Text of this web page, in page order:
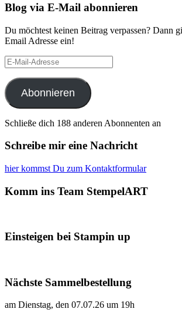
Blog via E-Mail abonnieren
Du möchtest keinen Beitrag verpassen? Dann
Email Adresse ein!
E-
Mail-
Adresse
Abonnieren
Schließe dich 188 anderen Abonnenten an
Schreibe mir eine Nachricht
hier kommst Du zum Kontaktformular
Komm ins Team StempelART
Einsteigen bei Stampin up
Nächste Sammelbestellung
am Dienstag, den 07.07.26 um 19h